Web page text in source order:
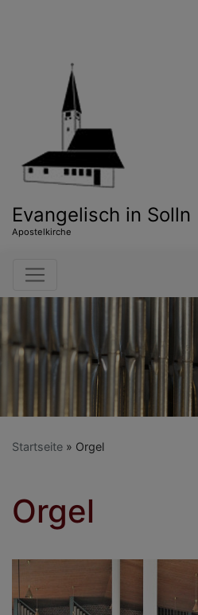
Evangelisch in Solln
Apostelkirche
Hauptnavigation
Startseite Orgel
Orgel